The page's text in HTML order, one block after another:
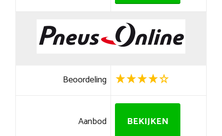
Beoordeling
Aanbod BEKIJKEN